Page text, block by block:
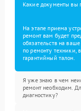
Какие документы вы
На этапе приема
ремонт вам будет
обязательств на
по ремонту техники,
гарантийный талон.
Я уже знаю в чем
ремонт необходим.
диагностику?